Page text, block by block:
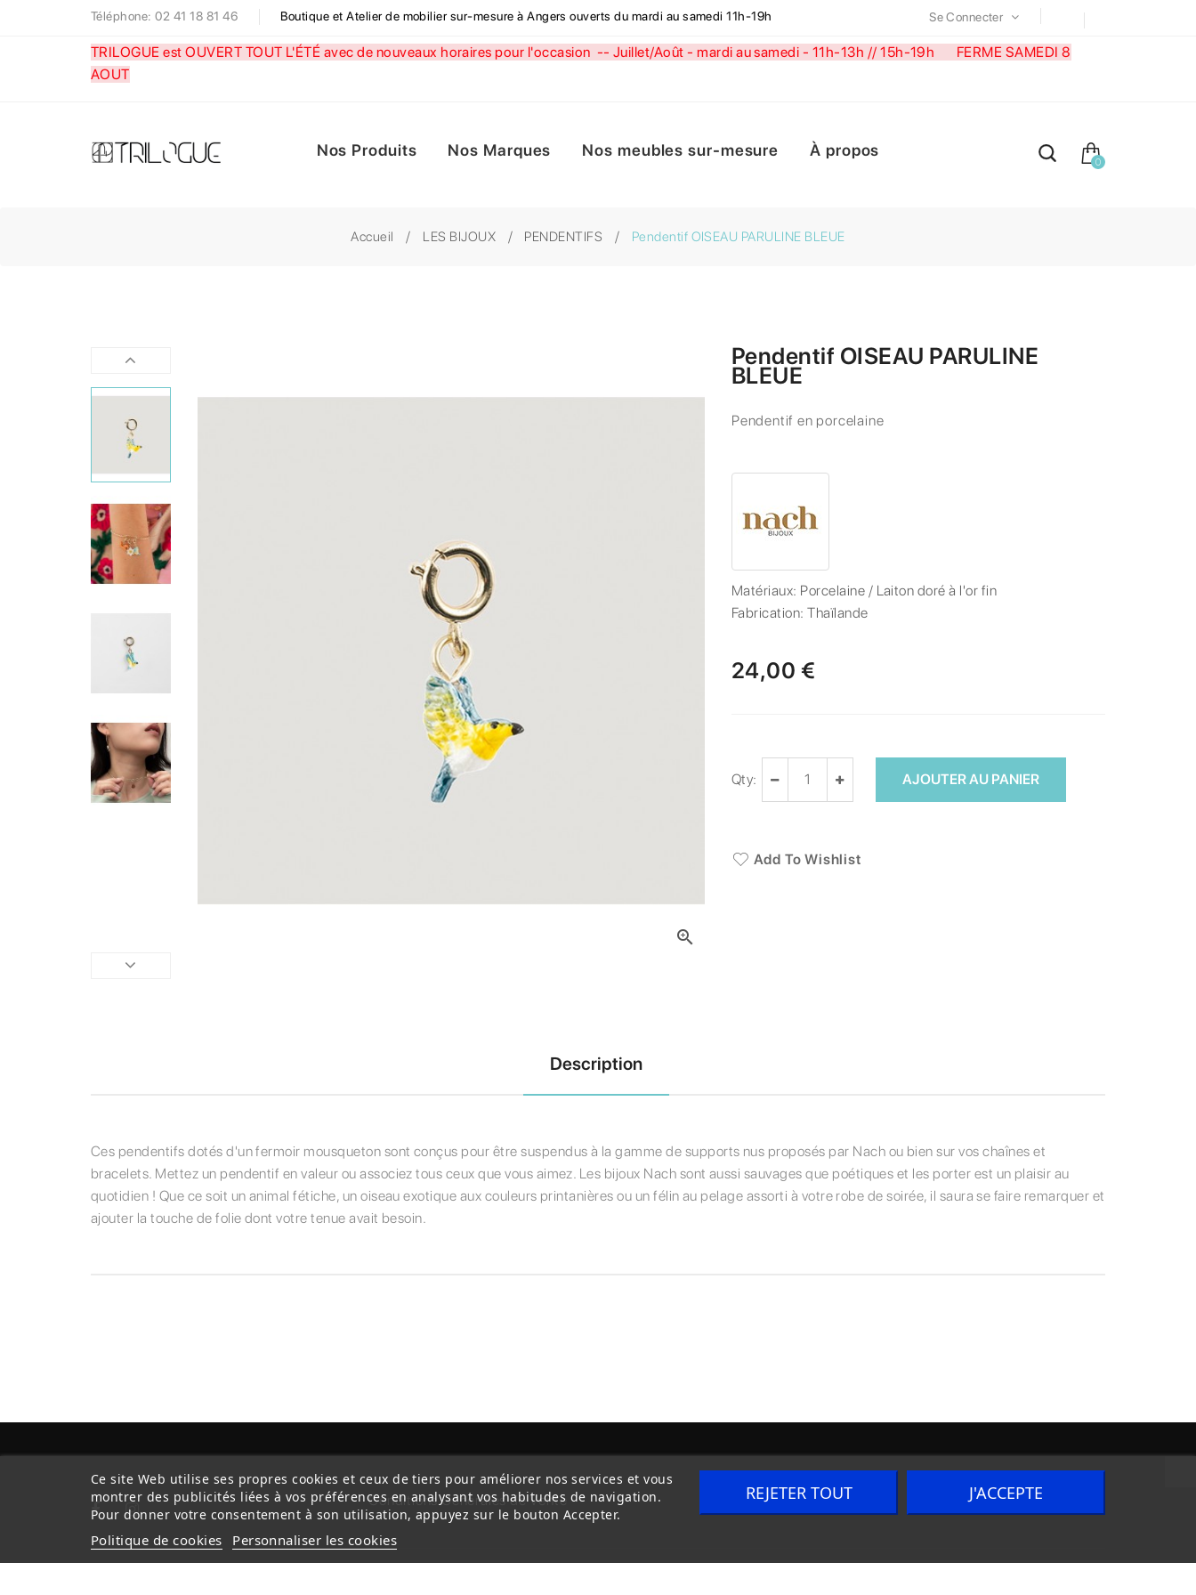
Téléphone: 02 41 18 81 46 Boutique et Atelier de mobilier sur-mesure à Angers ouverts du mardi au samedi 11h-19h Se Connecter
TRILOGUE est OUVERT TOUT L'ÉTÉ avec de nouveaux horaires pour l'occasion -- Juillet/Août - mardi au samedi - 11h-13h // 15h-19h FERME SAMEDI 8
AOUT
Nos Produits Nos Marques Nos meubles sur-mesure À propos
0
Accueil LES BIJOUX PENDENTIFS Pendentif OISEAU PARULINE BLEUE

Pendentif OISEAU PARULINE
BLEUE
Pendentif en porcelaine
Matériaux: Porcelaine / Laiton doré à l'or fin
Fabrication:Thaïlande
24,00 €
Qty: AJOUTER AU PANIER
Add To Wishlist
Description
Ces pendentifs dotés d'un fermoir mousqueton sont conçus pour être suspendus à la gamme de supports nus proposés par Nach ou bien sur vos chaînes et
bracelets. Mettez un pendentif en valeur ou associez tous ceux que vous aimez. Les bijoux Nach sont aussi sauvages que poétiques et les porter est un plaisir au
quotidien ! Que ce soit un animal fétiche, un oiseau exotique aux couleurs printanières ou un félin au pelage assorti à votre robe de soirée, il saura se faire remarquer et
ajouter la touche de folie dont votre tenue avait besoin.
Conditions Générales de Vente Livraison Nous contacter
Ce site Web utilise ses propres cookies et ceux de tiers pour améliorer nos services et vous
montrer des publicités liées à vos préférences en analysant vos habitudes de navigation.
Pour donner votre consentement à son utilisation, appuyez sur le bouton Accepter.
Politique de cookies Personnaliser les cookies
REJETER TOUT J'ACCEPTE